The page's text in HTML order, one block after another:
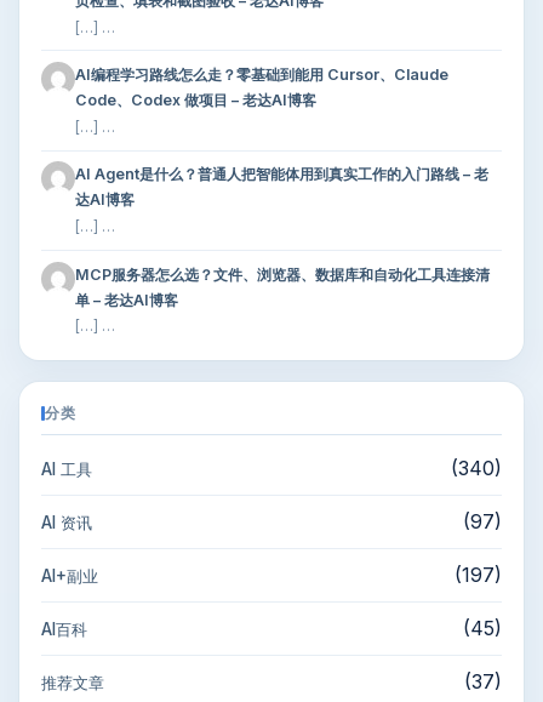
[…] …
AI编程学习路线怎么走？零基础到能用 Cursor、Claude
Code、Codex 做项目 – 老达AI博客
[…] …
AI Agent是什么？普通人把智能体用到真实工作的入门路线 – 老
达AI博客
[…] …
MCP服务器怎么选？文件、浏览器、数据库和自动化工具连接清
单 – 老达AI博客
[…] …
分类
AI 工具 (340)
AI 资讯 (97)
AI+副业 (197)
AI百科 (45)
推荐文章 (37)